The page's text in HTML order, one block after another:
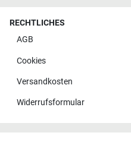
RECHTLICHES
AGB
Cookies
Versandkosten
Widerrufsformular